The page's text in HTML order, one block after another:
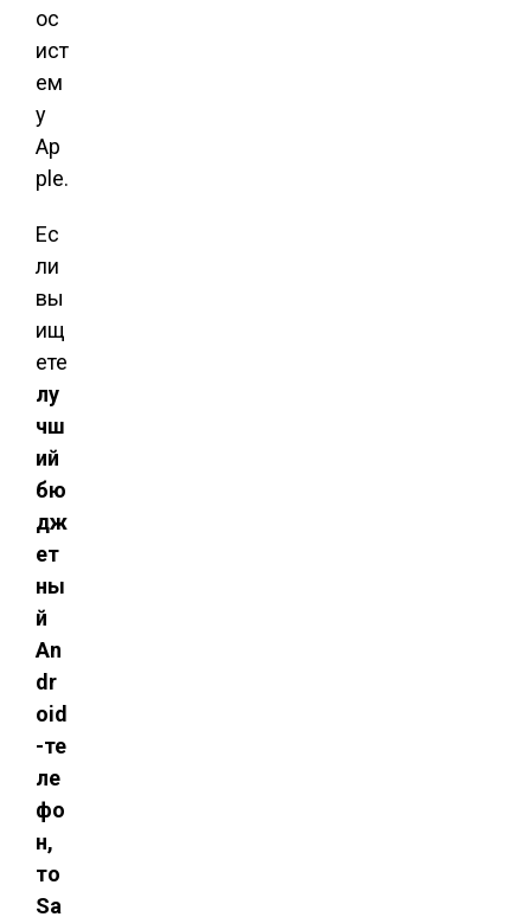
ос
ист
ем
у
Ap
ple.
Ес
ли
вы
ищ
ете
лу
чш
ий
бю
дж
ет
ны
й
An
dr
oid
-те
ле
фо
н,
то
Sa